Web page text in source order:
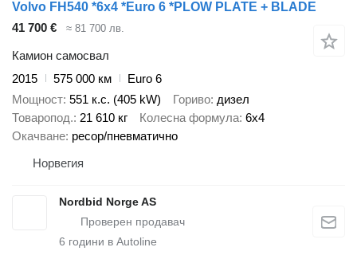
Volvo FH540 *6x4 *Euro 6 *PLOW PLATE + BLADE
41 700 €
≈ 81 700 лв.
Камион самосвал
2015
575 000 км
Euro 6
Мощност 551 к.с. (405 kW) Гориво дизел
Товаропод. 21 610 кг Колесна формула 6x4
Окачване ресор/пневматично
Норвегия
Nordbid Norge AS
6 години в Autoline